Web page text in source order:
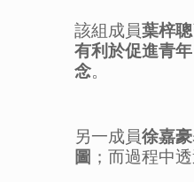
該組成員葉梓聰
有利於促進青
念。
另一成員徐嘉豪
圖 ；而過程中